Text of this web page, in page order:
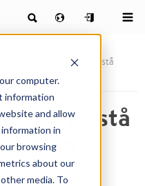
computer.
information
and allow
in
browsing
about our
media. To
Framtidsbarometer – förstå
– förstå
än